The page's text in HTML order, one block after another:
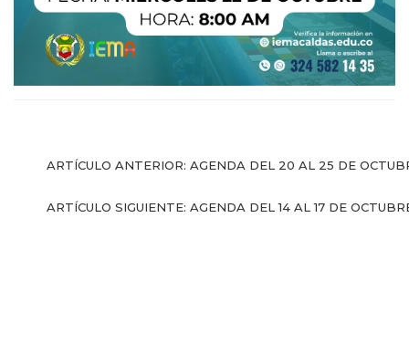
ARTÍCULO ANTERIOR: AGENDA DEL 20 AL 25 DE
ARTÍCULO SIGUIENTE: AGENDA DEL 14 AL 17 DE